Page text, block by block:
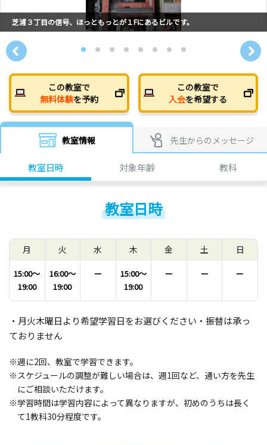
芝浦３丁目の信号、ほっともっとが１Fにあるビルです。
この教室で
無料体験を予約
この教室で
入会を希望する
教室情報 先生からのメッセージ
教室日時 対象年齢 教科
教室日時
月
15:00〜
19:00
火
16:00〜
19:00
水
ー
木
15:00〜
19:00
金
ー
土
ー
日
ー
・月火木曜日より希望学習日をお選びください・振替は承っ
ておりません
※週に2回、教室で学習できます。
※スケジュールの調整が難しい場合は、週1回など、通い方を先生
にご相談いただけます。
※学習時間は学習内容によって異なりますが、初めのうちは長く
て1教科30分程度です。